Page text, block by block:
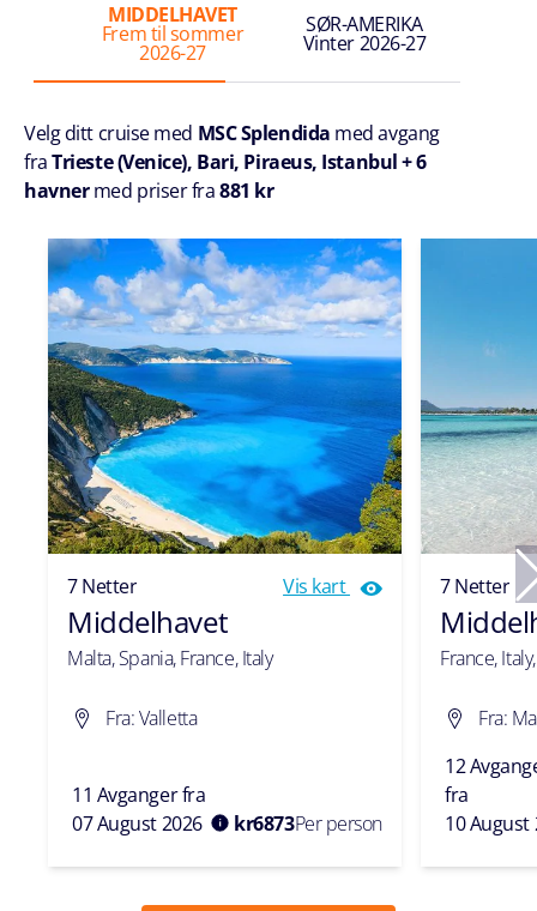
MIDDELHAVET
Frem til sommer
2026-27
SØR-AMERIKA
Vinter 2026-27
Velg ditt cruise med MSC Splendida med avgang
fraTrieste (Venice), Bari, Piraeus, Istanbul + 6
havnermed priser fra881 kr
7 Netter Vis kart
Middelhavet
Malta, Spania, France, Italy
Fra: Valletta
11 Avganger fra
07 August 2026
kr6873Per person
7 Netter
France,
Fra:
12
fra
10 August